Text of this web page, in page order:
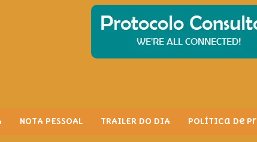
NOTA PESSOAL TRAILER DO DIA Política de